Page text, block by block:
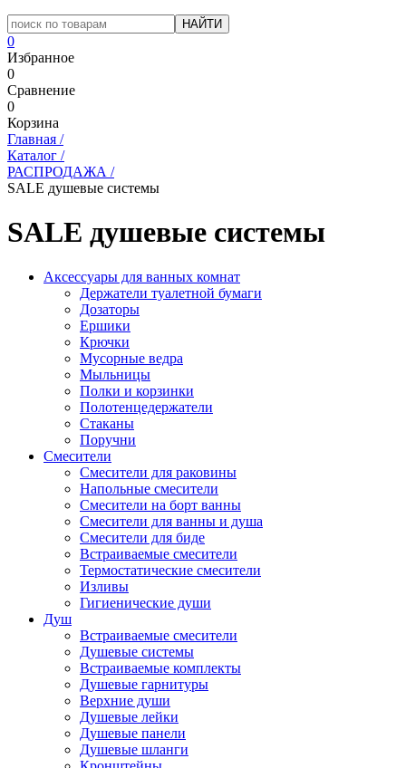
0
Избранное
0
Сравнение
0
Корзина
Главная /
Каталог /
РАСПРОДАЖА /
SALE душевые системы
SALE душевые системы
Аксессуары для ванных комнат
Держатели туалетной бумаги
Дозаторы
Ершики
Крючки
Мусорные ведра
Мыльницы
Полки и корзинки
Полотенцедержатели
Стаканы
Поручни
Смесители
Смесители для раковины
Напольные смесители
Смесители на борт ванны
Смесители для ванны и душа
Смесители для биде
Встраиваемые смесители
Термостатические смесители
Изливы
Гигиенические души
Душ
Встраиваемые смесители
Душевые системы
Встраиваемые комплекты
Душевые гарнитуры
Верхние души
Душевые лейки
Душевые панели
Душевые шланги